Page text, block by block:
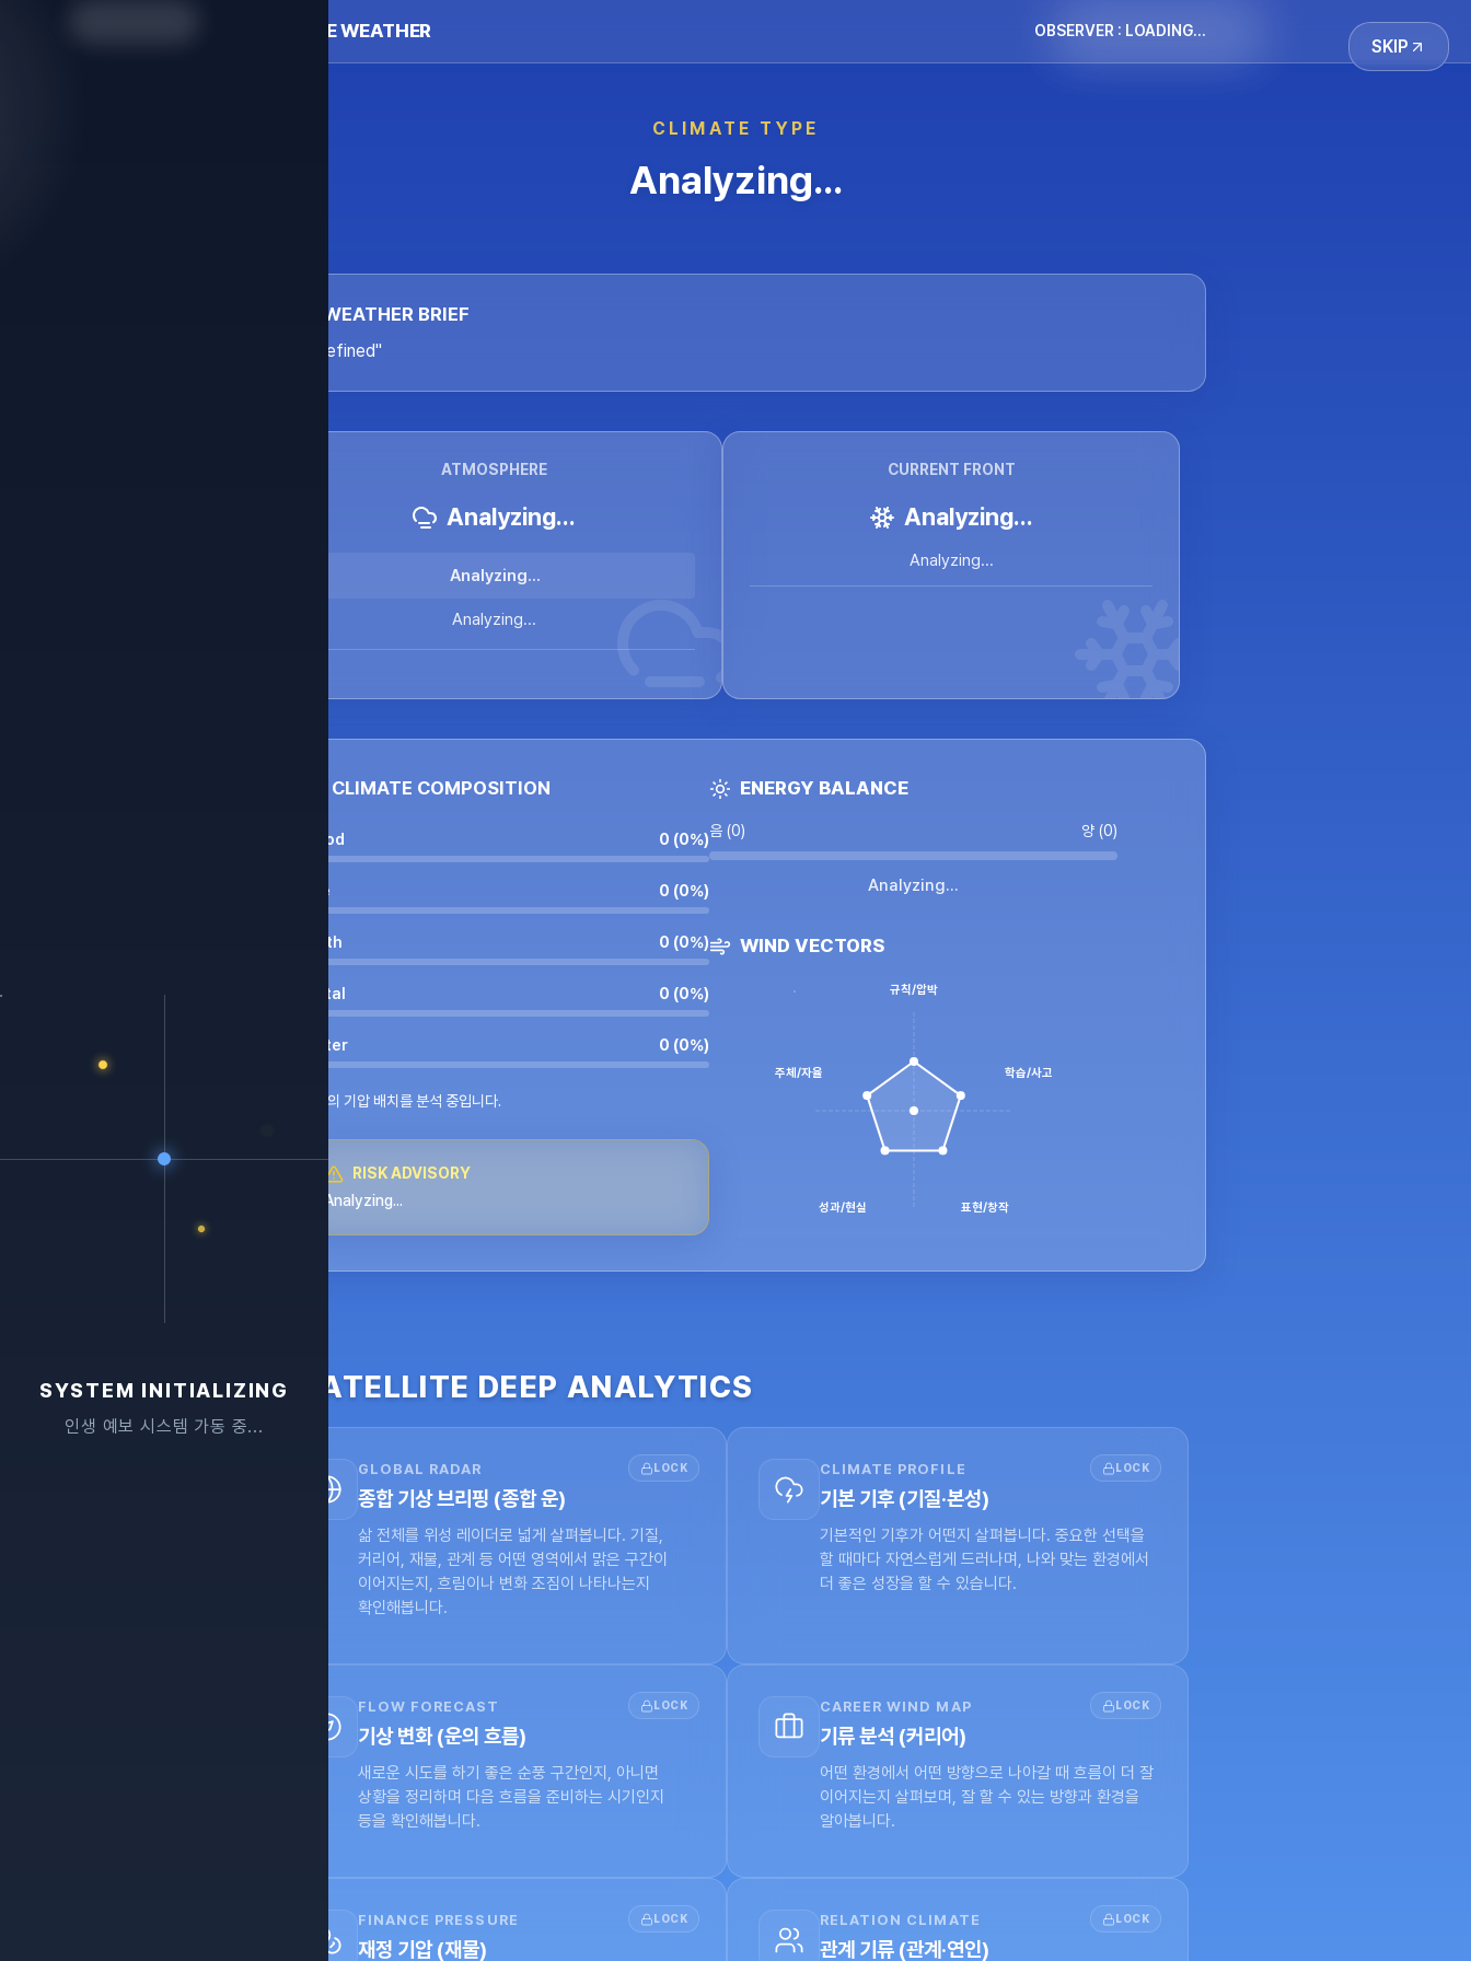
SKIP
SYSTEM INITIALIZING
인생 예보 시스템 가동 중...
LIFE WEATHER OBSERVER : LOADING...
CLIMATE TYPE
Analyzing...
WEATHER BRIEF
"undefined"
ATMOSPHERE
Analyzing...
Analyzing...
Analyzing...
CURRENT FRONT
Analyzing...
Analyzing...
CLIMATE COMPOSITION
Wood 0 (0%)
Fire 0 (0%)
Earth 0 (0%)
Metal 0 (0%)
Water 0 (0%)
오행의 기압 배치를 분석 중입니다.
RISK ADVISORY
Analyzing...
ENERGY BALANCE
음 (0) 양 (0)
Analyzing...
WIND VECTORS
규칙/압박
학습/사고
표현/창작
성과/현실
주체/자율
SATELLITE DEEP ANALYTICS
GLOBAL RADAR
종합 기상 브리핑 (종합 운)
삶 전체를 위성 레이더로 넓게 살펴봅니다. 기질,
커리어, 재물, 관계 등 어떤 영역에서 맑은 구간이
이어지는지, 흐림이나 변화 조짐이 나타나는지
확인해봅니다.
LOCK CLIMATE PROFILE
기본 기후 (기질·본성)
기본적인 기후가 어떤지 살펴봅니다. 중요한 선택을
할 때마다 자연스럽게 드러나며, 나와 맞는 환경에서
더 좋은 성장을 할 수 있습니다.
LOCK
FLOW FORECAST
기상 변화 (운의 흐름)
새로운 시도를 하기 좋은 순풍 구간인지, 아니면
상황을 정리하며 다음 흐름을 준비하는 시기인지
등을 확인해봅니다.
LOCK CAREER WIND MAP
기류 분석 (커리어)
어떤 환경에서 어떤 방향으로 나아갈 때 흐름이 더 잘
이어지는지 살펴보며, 잘 할 수 있는 방향과 환경을
알아봅니다.
LOCK
FINANCE PRESSURE
재정 기압 (재물)
LOCK RELATION CLIMATE
관계 기류 (관계·연인)
LOCK